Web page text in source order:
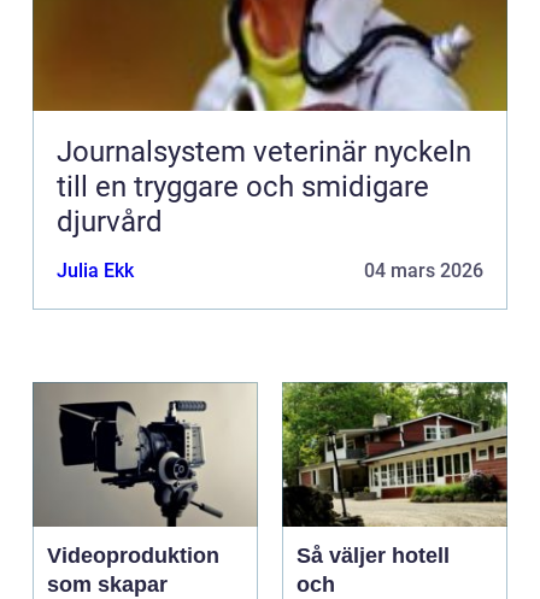
Journalsystem veterinär nyckeln
till en tryggare och smidigare
djurvård
Julia Ekk 04 mars 2026
Videoproduktion
som skapar
Så väljer hotell
och